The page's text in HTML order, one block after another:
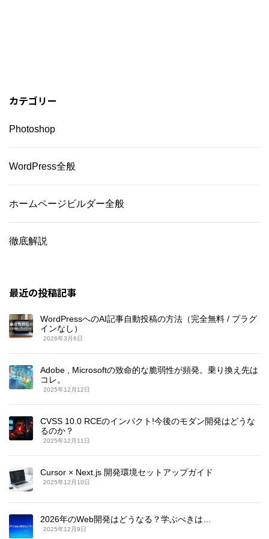
カテゴリー
Photoshop
WordPress全般
ホームページビルダー全般
徹底解説
最近の投稿記事
WordPressへのAI記事自動投稿の方法（完全無料 / プラグ
インなし）
2026年3月6日
Adobe , Microsoftの致命的な脆弱性が頻発。乗り換え先は
コレ。
2025年12月12日
CVSS 10.0 RCEのインパクト!今後のモダン開発はどうな
るのか？
2025年12月11日
Cursor × Next.js 開発環境セットアップガイド
2025年12月10日
2026年のWeb開発はどうなる？学ぶべきは…
2025年12月9日